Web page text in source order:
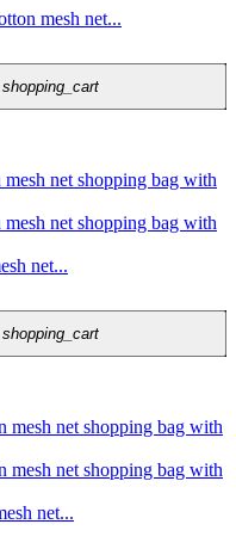
mesh net...
shopping_cart
net...
shopping_cart
net...